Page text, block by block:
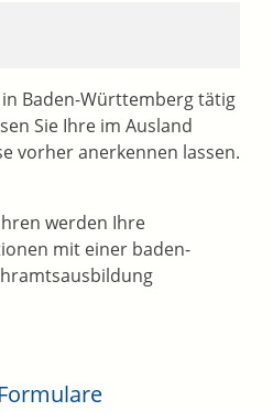
Baden-Württemberg tätig
Sie Ihre im Ausland
vorher anerkennen lassen.
werden Ihre
mit einer baden-